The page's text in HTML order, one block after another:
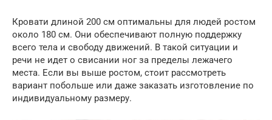
Кровати длиной 200 см оптимальны для людей ростом
около 180 см. Они обеспечивают полную поддержку
всего тела и свободу движений. В такой ситуации и
речи не идет о свисании ног за пределы лежачего
места. Если вы выше ростом, стоит рассмотреть
вариант побольше или даже заказать изготовление по
индивидуальному размеру.